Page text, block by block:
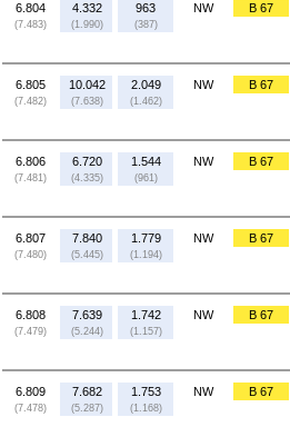
6.804
(7.483)
4.332
(1.990)
963
(387)
NW B 67
6.805
(7.482)
10.042
(7.638)
2.049
(1.462)
NW B 67
6.806
(7.481)
6.720
(4.335)
1.544
(961)
NW B 67
6.807
(7.480)
7.840
(5.445)
1.779
(1.194)
NW B 67
6.808
(7.479)
7.639
(5.244)
1.742
(1.157)
NW B 67
6.809
(7.478)
7.682
(5.287)
1.753
(1.168)
NW B 67